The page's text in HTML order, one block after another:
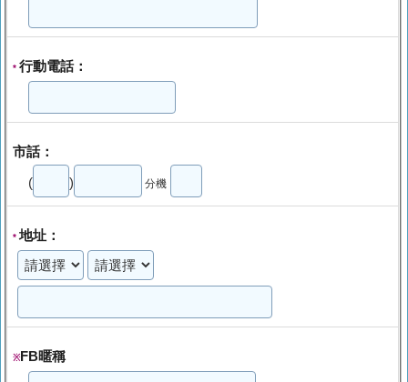
* 行動電話：
市話：
( ) 分機
*地址：
※FB暱稱